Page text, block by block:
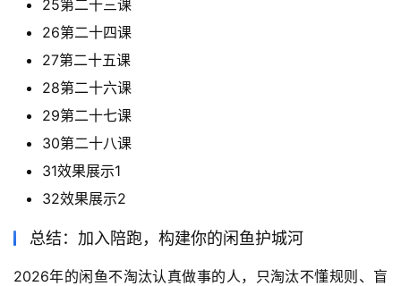
25第二十三课
26第二十四课
27第二十五课
28第二十六课
29第二十七课
30第二十八课
31效果展示1
32效果展示2
总结：加入陪跑，构建你的闲鱼护城河
2026年的闲鱼不淘汰认真做事的人，只淘汰不懂规则、盲